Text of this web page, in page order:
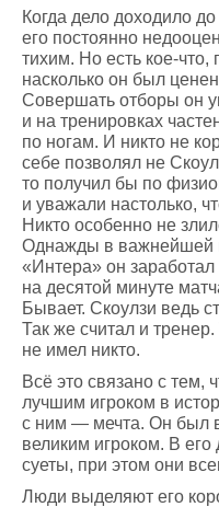
Когда дело доходило
его постоянно
тихим. Но есть кое-
насколько он был
Совершать отборы он
и на тренировках
по ногам. И никто не
себе позволял не
то получил бы по
и уважали настолько,
Никто особенно не
Однажды в важнейшей
«Интера» он
на десятой минуте
Бывает. Скоулзи ведь
Так же считал и
не имел никто.
Всё это связано с тем,
лучшим игроком в
с ним — мечта. Он был
великим игроком. В его
суеты, при этом они
Люди выделяют его